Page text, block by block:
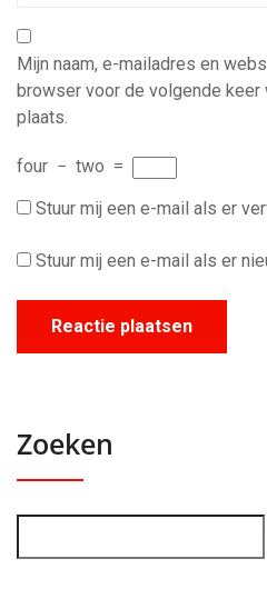
Mijn naam, e-mailadres en
browser voor de volgende keer
plaats.
four − two =
Stuur mij een e-mail als er
Stuur mij een e-mail als er
Zoeken